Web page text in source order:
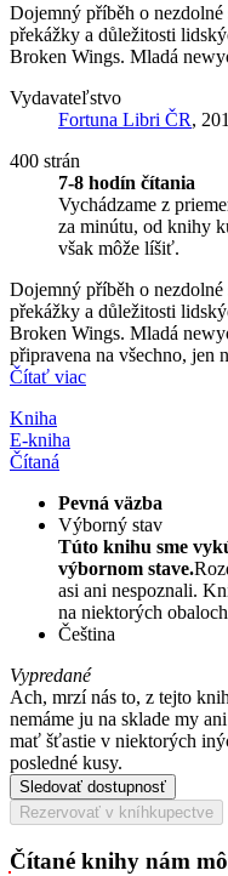
Dojemný příběh o
překážky a důležitosti
Broken Wings. Mladá
Vydavateľstvo
Fortuna Libri ČR,
400 strán
7-8 hodín čítania
Vychádzame z
za minútu, od knihy
však môže líšiť.
Dojemný příběh o
překážky a důležitosti
Broken Wings. Mladá
připravena na všechno, jen
Čítať viac
Kniha
E-kniha
Čítaná
Pevná väzba
Výborný stav
Túto knihu sme
výbornom stave.
asi ani nespoznali.
na niektorých
Čeština
Vypredané
Ach, mrzí nás to, z tejto
nemáme ju na sklade my
mať šťastie v niektorých
posledné kusy.
Sledovať dostupnosť
Rezervovať v kníhkupectve
Čítané knihy nám